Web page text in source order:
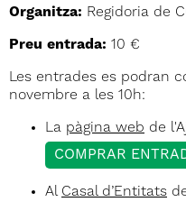
Organitza: Regidoria de
Preu entrada: 10 €
Les entrades es podran
novembre a les 10h:
La pàgina web de
COMPRAR
Al Casal d’Entitats